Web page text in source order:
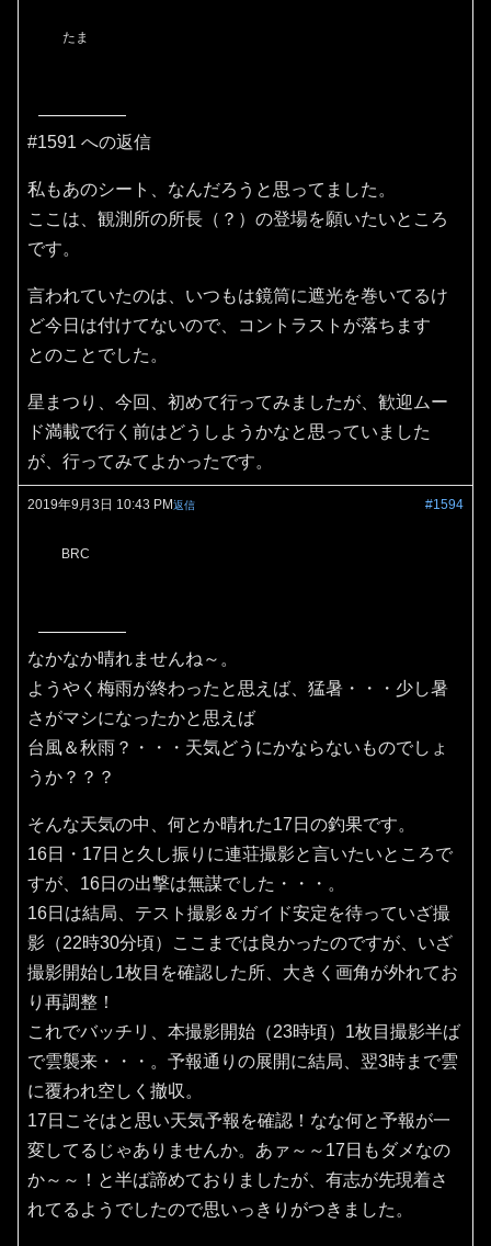
たま
#1591 への返信
私もあのシート、なんだろうと思ってました。
ここは、観測所の所長（？）の登場を願いたいところ
です。
言われていたのは、いつもは鏡筒に遮光を巻いてるけ
ど今日は付けてないので、コントラストが落ちます
とのことでした。
星まつり、今回、初めて行ってみましたが、歓迎ムー
ド満載で行く前はどうしようかなと思っていました
が、行ってみてよかったです。
2019年9月3日 10:43 PM #1594
返信
BRC
なかなか晴れませんね～。
ようやく梅雨が終わったと思えば、猛暑・・・少し暑
さがマシになったかと思えば
台風＆秋雨？・・・天気どうにかならないものでしょ
うか？？？
そんな天気の中、何とか晴れた17日の釣果です。
16日・17日と久し振りに連荘撮影と言いたいところで
すが、16日の出撃は無謀でした・・・。
16日は結局、テスト撮影＆ガイド安定を待っていざ撮
影（22時30分頃）ここまでは良かったのですが、いざ
撮影開始し1枚目を確認した所、大きく画角が外れてお
り再調整！
これでバッチリ、本撮影開始（23時頃）1枚目撮影半ば
で雲襲来・・・。予報通りの展開に結局、翌3時まで雲
に覆われ空しく撤収。
17日こそはと思い天気予報を確認！なな何と予報が一
変してるじゃありませんか。あァ～～17日もダメなの
か～～！と半ば諦めておりましたが、有志が先現着さ
れてるようでしたので思いっきりがつきました。